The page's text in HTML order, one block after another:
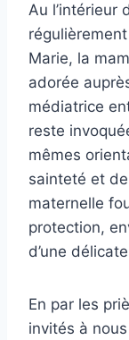
Au l’intérieur
Marie, la
adorée
médiatrice
reste
mêmes
sainteté et
maternelle
protection,
d’une
En par les
invités à